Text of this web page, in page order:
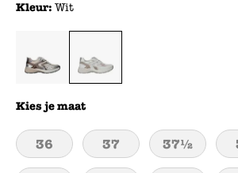
Kleur: Wit
Kies je maat
36 37 37½